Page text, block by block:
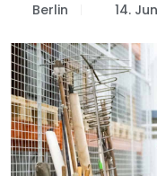
Berlin 14.